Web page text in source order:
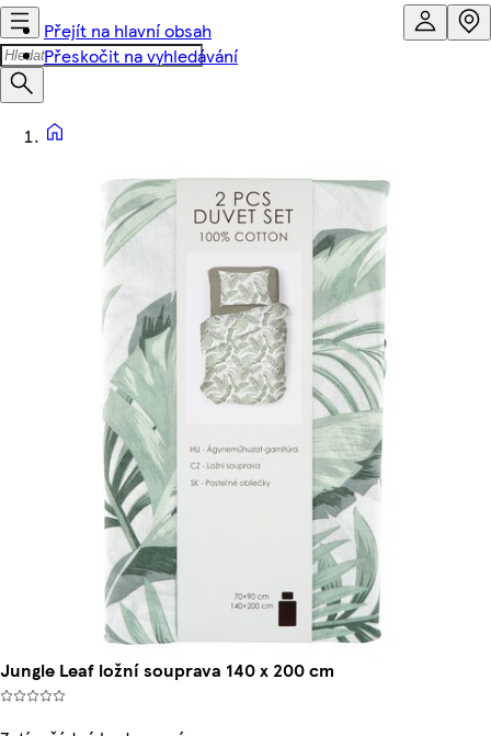
Přejít na hlavní obsah
Přeskočit na vyhledávání
Jungle Leaf ložní souprava 140 x 200 cm